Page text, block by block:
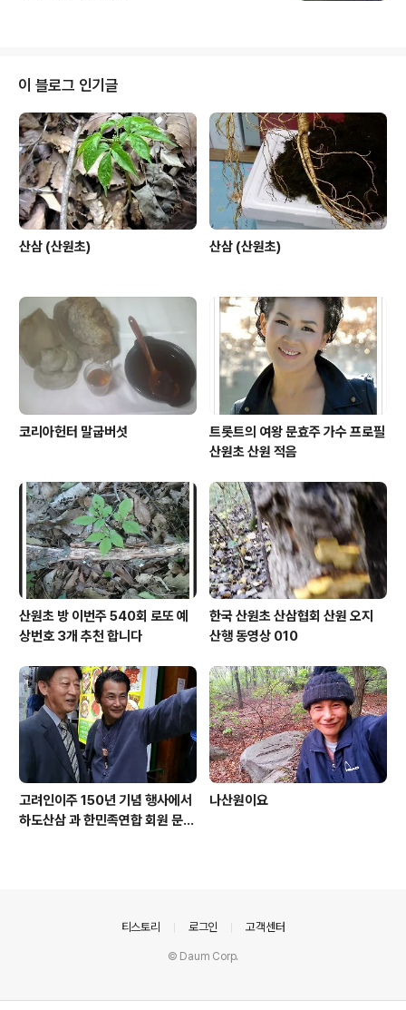
이 블로그 인기글
산삼 (산원초) 산삼 (산원초)
코리아헌터 말굽버섯
트롯트의 여왕 문효주 가수 프로필
산원초 산원 적음
산원초 방 이번주 540회 로또 예
상번호 3개 추천 합니다
한국 산원초 산삼협회 산원 오지
산행 동영상 010
고려인이주 150년 기념 행사에서
하도산삼 과 한민족연합 회원 문효
나산원이요
티스토리 로그인 고객센터
© Daum Corp.